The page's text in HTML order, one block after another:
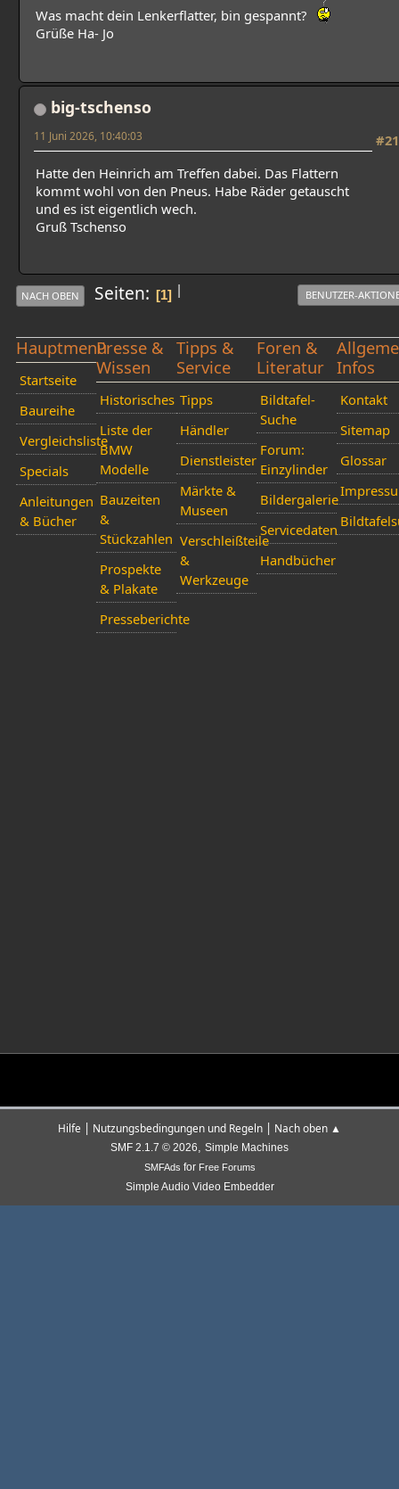
Was macht dein Lenkerflatter, bin gespannt?
Grüße Ha- Jo
big-tschenso
#21
11 Juni 2026, 10:40:03
Hatte den Heinrich am Treffen dabei. Das Flattern
kommt wohl von den Pneus. Habe Räder getauscht
und es ist eigentlich wech.
Gruß Tschenso
|
NACH OBEN Seiten 1 BENUTZER-
Hauptmenü
Startseite
Baureihe
Vergleichsliste
Specials
Anleitungen
& Bücher
Presse &
Wissen
Historisches
Liste der
BMW
Modelle
Bauzeiten
&
Stückzahlen
Prospekte
& Plakate
Presseberichte
Tipps &
Service
Tipps
Händler
Dienstleister
Märkte &
Museen
Verschleißteile
&
Werkzeuge
Foren &
Literatur
Bildtafel-
Suche
Forum:
Einzylinder
Bildergalerie
Servicedaten
Handbücher
Infos
Kontakt
Sitemap
Glossar
Hilfe | Nutzungsbedingungen und Regeln | Nach oben ▲
SMF 2.1.7 © 2026, Simple Machines
SMFAds for Free Forums
Simple Audio Video Embedder